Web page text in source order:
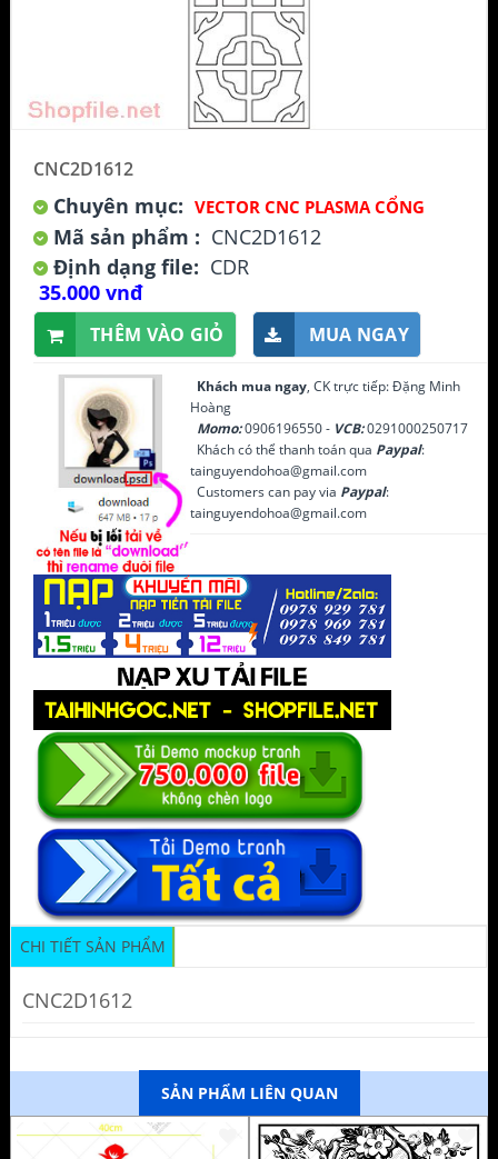
CNC2D1612
Chuyên mục: VECTOR CNC PLASMA CỔNG
Mã sản phẩm : CNC2D1612
Định dạng file: CDR
35.000 vnđ
THÊM VÀO GIỎ MUA NGAY
Khách mua ngay, CK trực tiếp: Đặng Minh
Hoàng
Momo:0906196550 - VCB:0291000250717
Khách có thể thanh toán qua Paypal:
tainguyendohoa@gmail.com
Customers can pay via Paypal:
tainguyendohoa@gmail.com
CHI TIẾT SẢN PHẨM
CNC2D1612
SẢN PHẨM LIÊN QUAN